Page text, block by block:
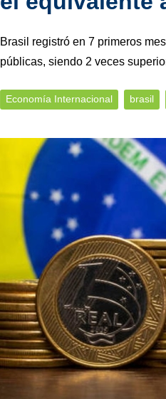
Brasil registró en 7 primeros
públicas, siendo 2 veces
Economía Internacional brasil